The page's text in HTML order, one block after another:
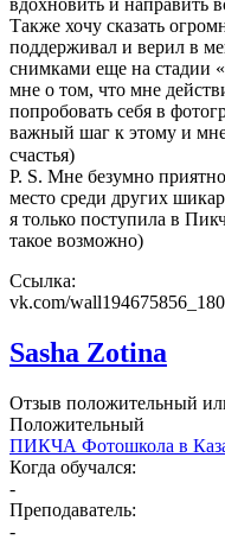
вдохновить и направить
Также хочу сказать
поддерживал и верил в
снимками еще на стадии
мне о том, что мне
попробовать себя в
важный шаг к этому и
счастья)⠀
P. S. Мне безумно
место среди других
я только поступила в
такое возможно)
Ссылка:
vk.com/
Sasha Zotina
Отзыв положительный
Положительный
ПИКЧА Фотошкола в
Когда обучался:
-
Преподаватель:
-